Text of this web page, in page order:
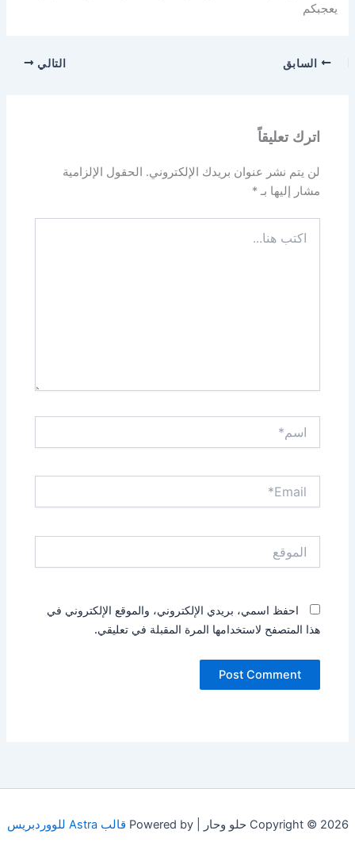
يعجبكم
السابق التالي
اترك تعليقاً
لن يتم نشر عنوان بريدك الإلكتروني. الحقول الإلزامية
مشار إليها بـ*
هنا...
احفظ اسمي، بريدي الإلكتروني، والموقع الإلكتروني في
هذا المتصفح لاستخدامها المرة المقبلة في تعليقي.
Copyright © 2026 حلو وحار | Powered by قالب Astra للووردبريس